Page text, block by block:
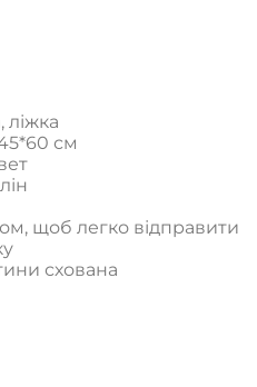
ліжка
см
щоб легко відправити
схована